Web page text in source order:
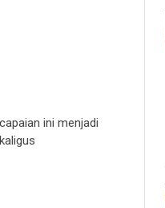
ini menjadi